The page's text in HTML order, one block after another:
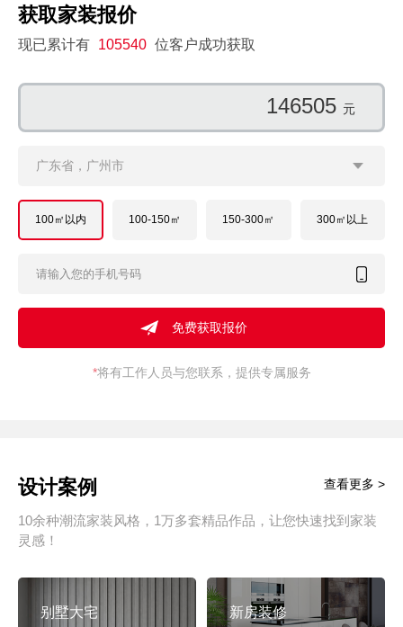
获取家装报价
现已累计有 105540 位客户成功获取
153657 元
广东省，广州市
100㎡以内 100-150㎡ 150-300㎡ 300㎡以上
*将有工作人员与您联系，提供专属服务
设计案例
10余种潮流家装风格，1万多套精品作品，让您快速找到家装
灵感！
查看更多 >
别墅大宅 新房装修